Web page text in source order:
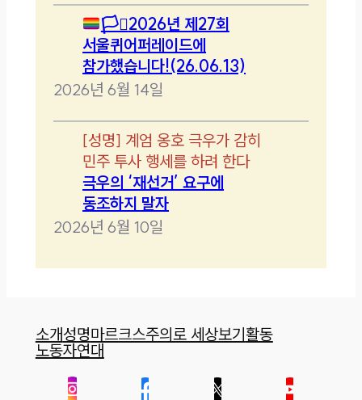
🏳️‍⚧️2026년 제27회
서울퀴어퍼레이드에
참가했습니다!(26.06.13)
2026년 6월 14일
[성명] 계엄 옹호 극우가 감히
민주 투사 행세를 하려 한다
극우의 ‘재선거’ 요구에
동조하지 말자
2026년 6월 10일
소개성명마르크스주의로 세상보기활동
노동자연대